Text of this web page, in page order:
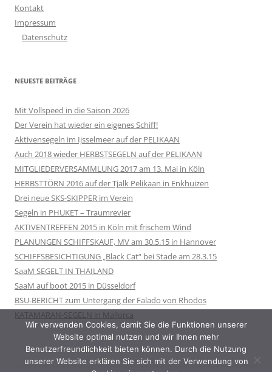
Kontakt
Impressum
Datenschutz
NEUESTE BEITRÄGE
Mit Vollspeed in die Saison 2026
Der Verein hat wieder ein eigenes Schiff!
Aktivensegeln im Ijsselmeer auf der PELIKAAN
Auch 2018 wieder HERBSTSEGELN auf der PELIKAAN
MITGLIEDERVERSAMMLUNG 2017 am 13. Mai in Köln
HERBSTTÖRN 2016 auf der Tjalk Pelikaan in Enkhuizen
Drei neue SKS-SKIPPER im Verein
Segeln in PHUKET – Traumrevier
AKTIVENTREFFEN 2015 in Köln mit frischem Wind
PLANUNGEN SCHIFFSKAUF, MV am 30.5.15 in Hannover
SCHIFFSBESICHTIGUNG „Black Cat“ bei Stade am 28.3.15
SaaM SEGELT IN THAILAND
SaaM auf boot 2015 in Düsseldorf
BSU-BERICHT zum Untergang der Falado von Rhodos
KATAMARAN-SEGELN in Mallorca
Wir verwenden Cookies, damit Sie die Funktionen unserer
Website optimal nutzen und wir Ihnen mehr
Benutzerfreundlichkeit bieten können. Durch die Nutzung
unserer Website erklären Sie sich mit der Verwendung von